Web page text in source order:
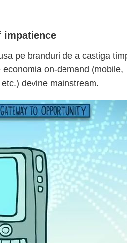
impatience
pe branduri de a castiga
on-demand (mobile,
devine mainstream.